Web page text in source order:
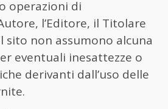
operazioni di
l’Editore, il Titolare
sito non assumono alcuna
eventuali inesattezze o
derivanti dall’uso delle